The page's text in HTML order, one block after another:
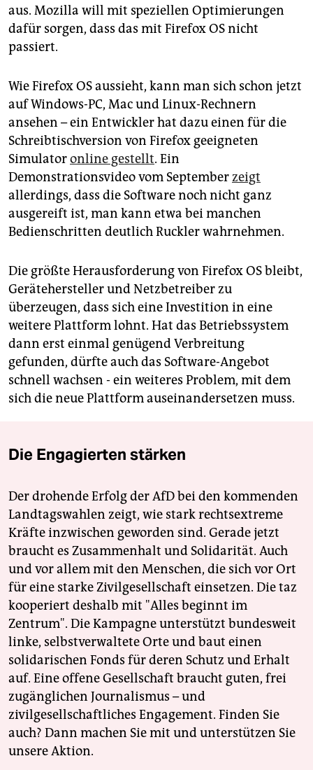
aus. Mozilla will mit speziellen Optimierungen
dafür sorgen, dass das mit Firefox OS nicht
passiert.
Wie Firefox OS aussieht, kann man sich schon jetzt
auf Windows-PC, Mac und Linux-Rechnern
ansehen – ein Entwickler hat dazu einen für die
Schreibtischversion von Firefox geeigneten
Simulatoronline gestellt. Ein
Demonstrationsvideo vom Septemberzeigt
allerdings, dass die Software noch nicht ganz
ausgereift ist, man kann etwa bei manchen
Bedienschritten deutlich Ruckler wahrnehmen.
Die größte Herausforderung von Firefox OS bleibt,
Gerätehersteller und Netzbetreiber zu
überzeugen, dass sich eine Investition in eine
weitere Plattform lohnt. Hat das Betriebssystem
dann erst einmal genügend Verbreitung
gefunden, dürfte auch das Software-Angebot
schnell wachsen - ein weiteres Problem, mit dem
sich die neue Plattform auseinandersetzen muss.
Die Engagierten stärken
Der drohende Erfolg der AfD bei den kommenden
Landtagswahlen zeigt, wie stark rechtsextreme
Kräfte inzwischen geworden sind. Gerade jetzt
braucht es Zusammenhalt und Solidarität. Auch
und vor allem mit den Menschen, die sich vor Ort
für eine starke Zivilgesellschaft einsetzen. Die taz
kooperiert deshalb mit "Alles beginnt im
Zentrum". Die Kampagne unterstützt bundesweit
linke, selbstverwaltete Orte und baut einen
solidarischen Fonds für deren Schutz und Erhalt
auf. Eine offene Gesellschaft braucht guten, frei
zugänglichen Journalismus – und
zivilgesellschaftliches Engagement. Finden Sie
auch? Dann machen Sie mit und unterstützen Sie
unsere Aktion.